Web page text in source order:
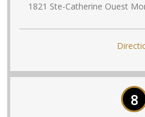
1821 Ste-Catherine Ouest
8